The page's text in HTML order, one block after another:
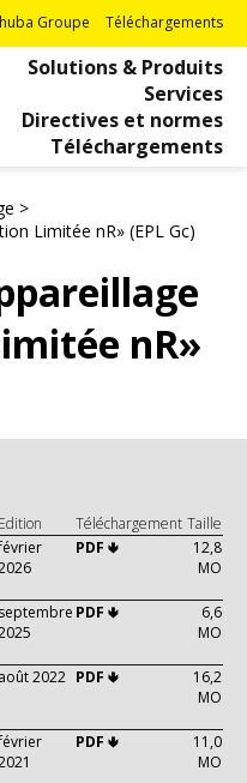
Groupe Téléchargements
Solutions & Produits
Services
Directives et normes
Téléchargements
>
Limitée nR» (EPL Gc)
nR»
Edition Téléchargement Taille
PDF 🢃
12,8
MO
septembre PDF 🢃
6,6
MO
août 2022 PDF 🢃
16,2
MO
PDF 🢃
11,0
MO